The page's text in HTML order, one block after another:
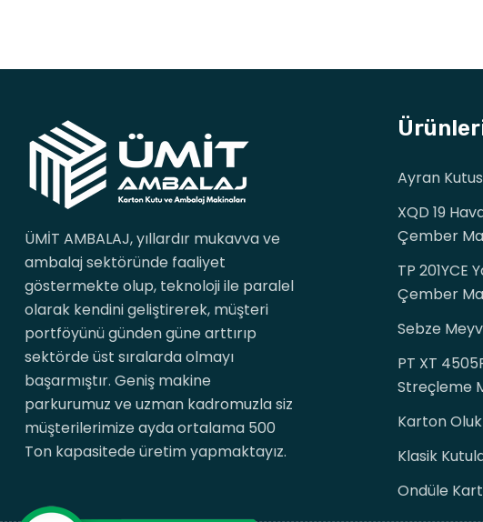
ÜMİT AMBALAJ, yıllardır mukavva ve
ambalaj sektöründe faaliyet
göstermekte olup, teknoloji ile paralel
olarak kendini geliştirerek, müşteri
portföyünü günden güne arttırıp
sektörde üst sıralarda olmayı
başarmıştır. Geniş makine
parkurumuz ve uzman kadromuzla siz
müşterilerimize ayda ortalama 500
Ton kapasitede üretim yapmaktayız.
Ayran
XQD 19
Çember
TP 201YCE
Çember
Sebze
PT XT
Streçleme
Karton
Klasik
Ondüle